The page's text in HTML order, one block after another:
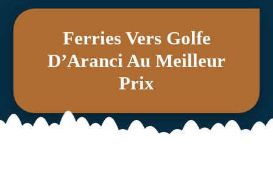
Guides des
Offres de
Ferries Vers Golfe
D’Aranci Au Meilleur
Prix